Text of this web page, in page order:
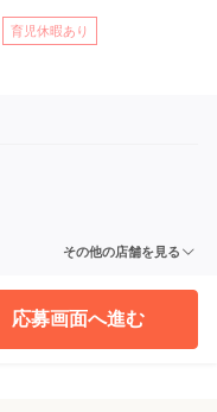
育児休暇あり
その他の店舗を見る
応募画面へ進む